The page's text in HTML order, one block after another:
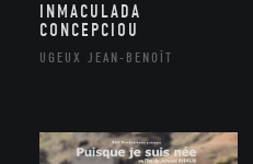
INMACULADA
CONCEPCIOU
UGEUX JEAN-BENOÎT